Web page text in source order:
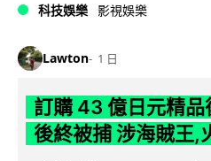
科技娛樂 影視娛樂
Lawton 1 日
訂購 43 億日元精
後終被捕 涉海賊王,